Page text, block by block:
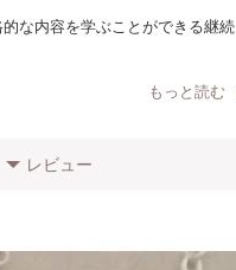
な内容を学ぶことができる継続
い！！
もっと読む
レビュー